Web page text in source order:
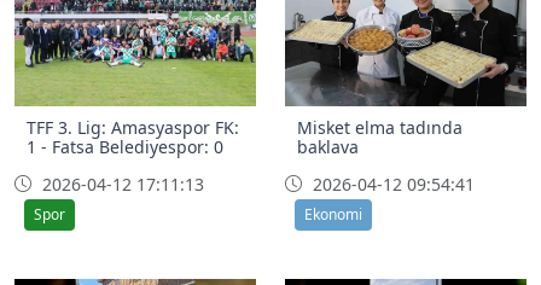
TFF 3. Lig: Amasyaspor FK:
1 - Fatsa Belediyespor: 0
2026-04-12 17:11:13
Spor
Misket elma tadında
baklava
2026-04-12 09:54:41
Ekonomi